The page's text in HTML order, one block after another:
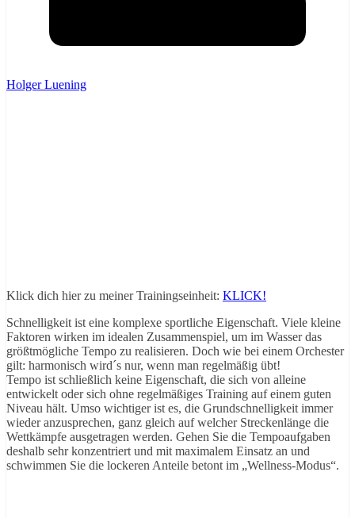
Holger Luening
Klick dich hier zu meiner Trainingseinheit: KLICK!
Schnelligkeit ist eine komplexe sportliche Eigenschaft. Viele kleine
Faktoren wirken im idealen Zusammenspiel, um im Wasser das
größtmögliche Tempo zu realisieren. Doch wie bei einem Orchester
gilt: harmonisch wird´s nur, wenn man regelmäßig übt!
Tempo ist schließlich keine Eigenschaft, die sich von alleine
entwickelt oder sich ohne regelmäßiges Training auf einem guten
Niveau hält. Umso wichtiger ist es, die Grundschnelligkeit immer
wieder anzusprechen, ganz gleich auf welcher Streckenlänge die
Wettkämpfe ausgetragen werden. Gehen Sie die Tempoaufgaben
deshalb sehr konzentriert und mit maximalem Einsatz an und
schwimmen Sie die lockeren Anteile betont im „Wellness-Modus“.